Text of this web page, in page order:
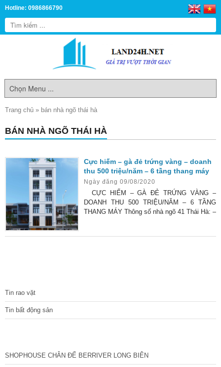
Hotline: 0986866790
Trang chủ » bán nhà ngõ thái hà
BÁN NHÀ NGÕ THÁI HÀ
Cực hiếm – gà đẻ trứng vàng – doanh
thu 500 triệu/năm – 6 tầng thang máy
Ngày đăng 09/08/2020
CỰC HIẾM – GÀ ĐẺ TRỨNG VÀNG –
DOANH THU 500 TRIỆU/NĂM – 6 TẦNG
THANG MÁY Thông số nhà ngõ 41 Thái Hà: –
Tin rao vặt
Tin bất động sản
SHOPHOUSE CHÂN ĐẾ BERRIVER LONG BIÊN